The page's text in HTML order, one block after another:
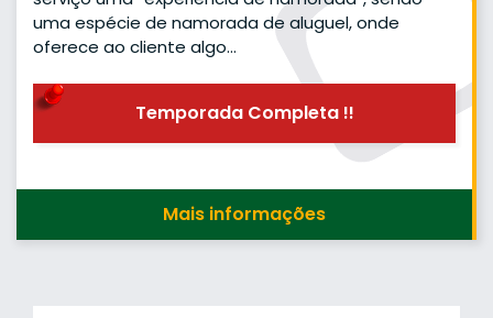
uma espécie de namorada de aluguel, onde
oferece ao cliente algo…
Temporada Completa !!
Mais informações